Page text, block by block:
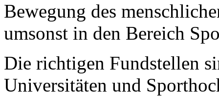
Bewegung des
umsonst in den Bereich
Die richtigen Fundstellen
Universitäten und